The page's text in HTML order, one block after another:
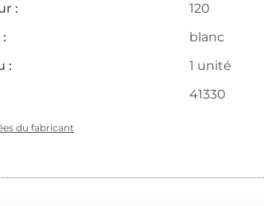
:
120
blanc
:
1 unité
41330
du fabricant